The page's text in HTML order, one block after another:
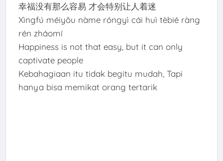
幸福没有那么容易 才会特别让人着迷
Xìngfú méiyǒu nàme róngyì cái huì tèbié ràng
rén zháomí
Happiness is not that easy, but it can only
captivate people
Kebahagiaan itu tidak begitu mudah, Tapi
hanya bisa memikat orang tertarik